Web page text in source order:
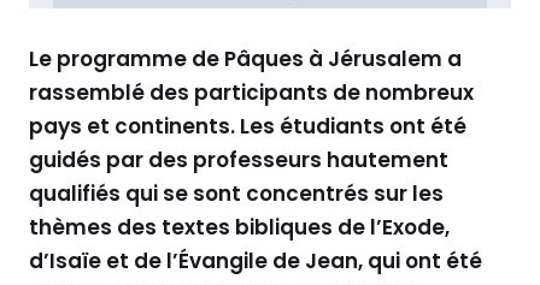
Le programme de Pâques à Jérusalem a
rassemblé des participants de nombreux
pays et continents. Les étudiants ont été
guidés par des professeurs hautement
qualifiés qui se sont concentrés sur les
thèmes des textes bibliques de l’Exode,
d’Isaïe et de l’Évangile de Jean, qui ont été